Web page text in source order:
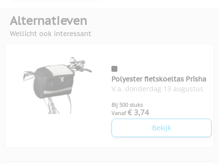
Alternatieven
Wellicht ook interessant
Polyester fietskoeltas Prisha
V.a. donderdag 13 augustus
Bij 500 stuks
Vanaf € 3,74
Bekijk